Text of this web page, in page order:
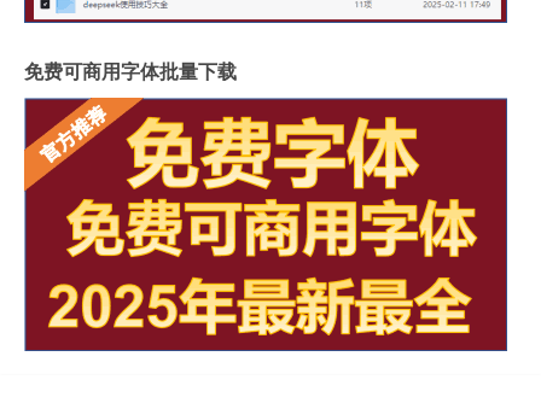
免费可商用字体批量下载